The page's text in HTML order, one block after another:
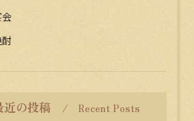
近の投稿 Recent Posts